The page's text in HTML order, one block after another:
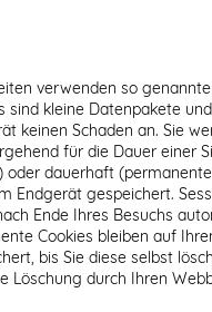
verwenden so genannte
sind kleine Datenpakete
keinen Schaden an. Sie
für die Dauer einer
oder dauerhaft (permanente
Endgerät gespeichert.
Ende Ihres Besuchs
Cookies bleiben auf
bis Sie diese selbst
Löschung durch Ihren